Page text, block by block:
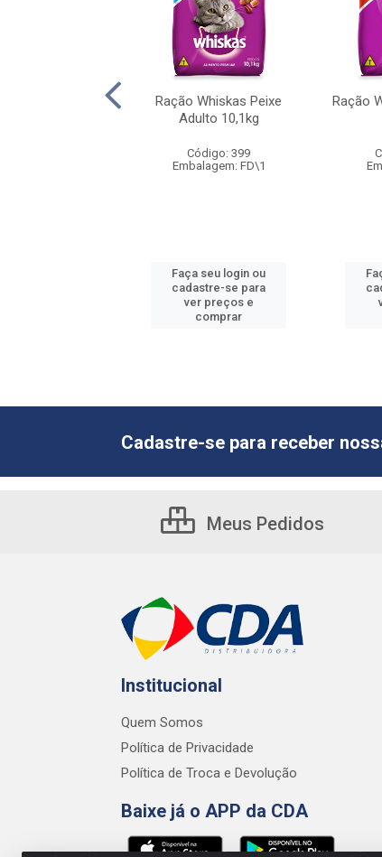
Ração Whiskas Peixe
Adulto 10,1kg
Código: 399
Embalagem: FD\1
Faça seu login ou
cadastre-se para
ver preços e
comprar
Ração
Cadastre-se para receber
Meus Pedidos
Institucional
Quem Somos
Política de Privacidade
Política de Troca e Devolução
Baixe já o APP da CDA